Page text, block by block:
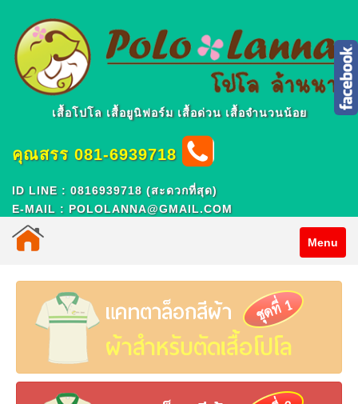
เสื้อโปโล เสื้อยูนิฟอร์ม เสื้อด่วน เสื้อจำนวนน้อย
คุณสรร 081-6939718
ID LINE : 0816939718 (สะดวกที่สุด)
E-MAIL : POLOLANNA@GMAIL.COM
Menu